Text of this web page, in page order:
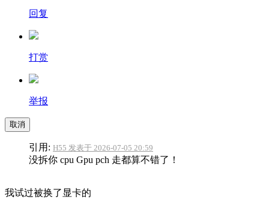
回复
打赏
举报
取消
引用: H55 发表于 2026-07-05 20:59
没拆你 cpu Gpu pch 走都算不错了！
我试过被换了显卡的